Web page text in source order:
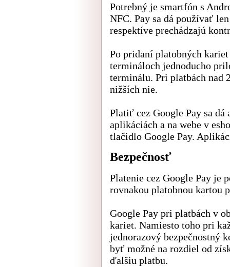
Potrebný je smartfón s
NFC. Pay sa dá používať
respektíve prechádzajú
Po pridaní platobných
termináloch jednoducho
terminálu. Pri platbách nad
nižších nie.
Platiť cez Google Pay sa
aplikáciách a na webe v
tlačidlo Google Pay.
Bezpečnosť
Platenie cez Google Pay je
rovnakou platobnou kartou
Google Pay pri platbách v
kariet. Namiesto toho pri
jednorazový bezpečnostný
byť možné na rozdiel od
ďalšiu platbu.